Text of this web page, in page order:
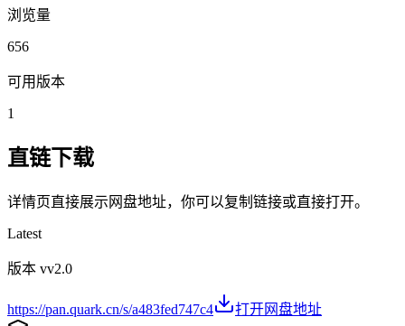
浏览量
656
可用版本
1
直链下载
详情页直接展示网盘地址，你可以复制链接或直接打开。
Latest
版本 vv2.0
https://pan.quark.cn/s/a483fed747c4
打开网盘地址